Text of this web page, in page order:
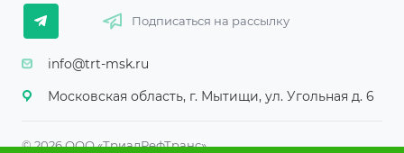
Подписаться на рассылку
info@trt-msk.ru
Московская область, г. Мытищи, ул. Угольная д. 6
© 2026 ООО «ТриалРефТранс»